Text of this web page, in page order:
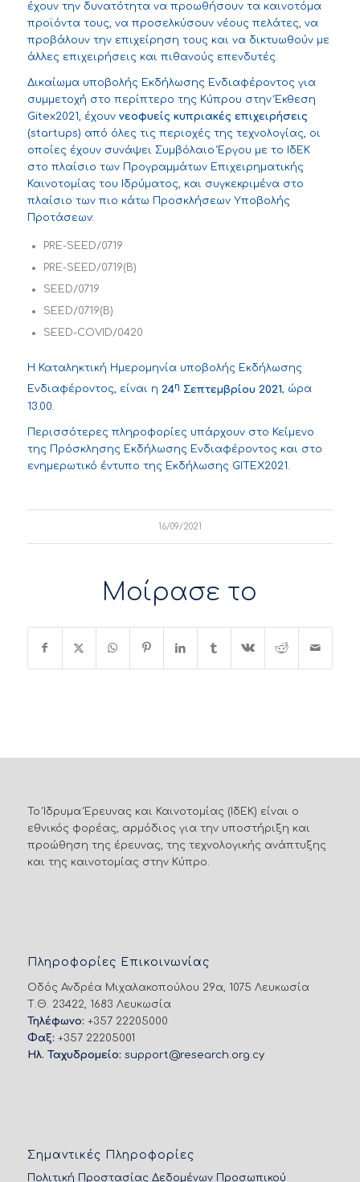
έχουν την δυνατότητα να προωθήσουν τα καινοτόμα
προϊόντα τους, να προσελκύσουν νέους πελάτες, να
προβάλουν την επιχείρηση τους και να δικτυωθούν με
άλλες επιχειρήσεις και πιθανούς επενδυτές.
Δικαίωμα υποβολής Εκδήλωσης Ενδιαφέροντος για
συμμετοχή στο περίπτερο της Κύπρου στην Έκθεση
Gitex2021, έχουν νεοφυείς κυπριακές επιχειρήσεις
(startups) από όλες τις περιοχές της τεχνολογίας, οι
οποίες έχουν συνάψει Συμβόλαιο Έργου με το ΙδΕΚ
στο πλαίσιο των Προγραμμάτων Επιχειρηματικής
Καινοτομίας του Ιδρύματος, και συγκεκριμένα στο
πλαίσιο των πιο κάτω Προσκλήσεων Υποβολής
Προτάσεων:
PRE-SEED/0719
PRE-SEED/0719(B)
SEED/0719
SEED/0719(B)
SEED-COVID/0420
Η Καταληκτική Ημερομηνία υποβολής Εκδήλωσης
Ενδιαφέροντος, είναι η 24η Σεπτεμβρίου 2021, ώρα
13.00.
Περισσότερες πληροφορίες υπάρχουν στο Κείμενο
της Πρόσκλησης Εκδήλωσης Ενδιαφέροντος και στο
ενημερωτικό έντυπο της Εκδήλωσης GITEX2021
16/09/2021
Μοίρασε το
Το Ίδρυμα Έρευνας και Καινοτομίας (ΙδΕΚ) είναι ο
εθνικός φορέας, αρμόδιος για την υποστήριξη και
προώθηση της έρευνας, της τεχνολογικής ανάπτυξης
και της καινοτομίας στην Κύπρο.
Πληροφορίες Επικοινωνίας
Οδός Ανδρέα Μιχαλακοπούλου 29α, 1075 Λευκωσία
Τ.Θ. 23422, 1683 Λευκωσία
Τηλέφωνο: +357 22205000
Φαξ: +357 22205001
Ηλ. Ταχυδρομείο: support@research.org.cy
Σημαντικές Πληροφορίες
Πολιτική Προστασίας Δεδομένων Προσωπικού